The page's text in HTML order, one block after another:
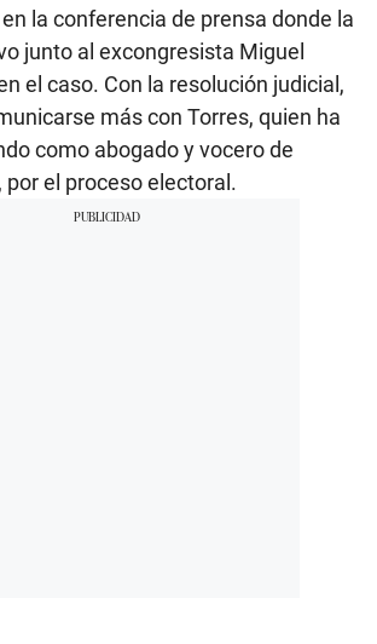
la conferencia de prensa donde la
junto al excongresista Miguel
el caso. Con la resolución judicial,
más con Torres, quien ha
como abogado y vocero de
por el proceso electoral.